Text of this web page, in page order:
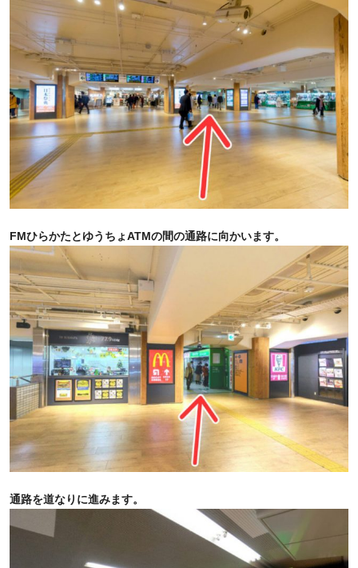
FMひらかたとゆうちょATMの間の通路に向かいます。
通路を道なりに進みます。